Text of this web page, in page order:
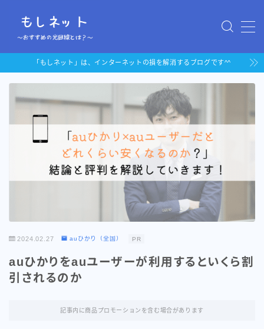
MENU
「auひかり」au携帯持ちにお
すすめの光回線
「ドコモ光」docomo携帯持
ちにおすすめの光回線
「NURO光」ソフトバンク携帯
「もしネット」は、インターネットの損を解消するブログです^^
2024.02.27 auひかり（全国） PR
auひかりをauユーザーが利用するといくら割
引されるのか
記事内に商品プロモーションを含む場合があります